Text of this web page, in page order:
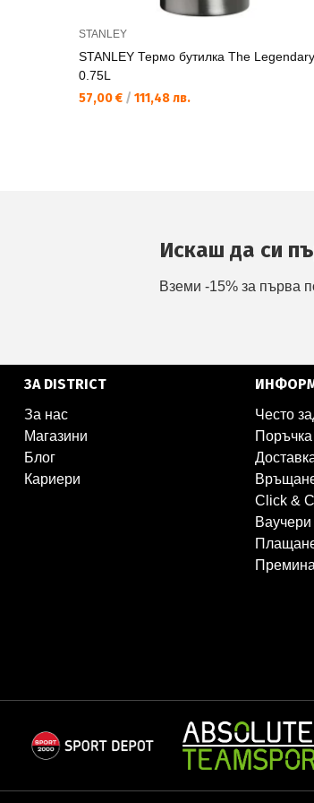
STANLEY
STANLEY Термо бутилка The
0.75L
57,00 € / 111,48 лв.
Искаш да си
Вземи -15% за първа
ЗА DISTRICT
За нас
Магазини
Блог
Кариери
Често
Поръчка
Click &